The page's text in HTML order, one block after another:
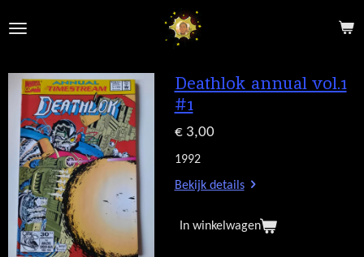
direct
de
hoofdinhoud
Deathlok annual vol.1
#1
€ 3,00
1992
Bekijk details
In winkelwagen